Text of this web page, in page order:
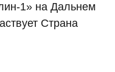
1» на Дальнем
Страна